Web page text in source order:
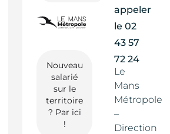
Nouveau
salarié
sur le
territoire
? Par ici
!
appeler
le02
43 57
72 24
Le
Mans
Métropole
–
Direction